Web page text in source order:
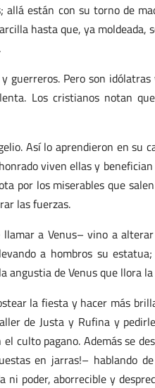
están con su torno de
hasta que, ya
guerreros. Pero son
Los cristianos notan
Así lo aprendieron en su
viven ellas y
por los miserables que
las fuerzas.
a Venus– vino a
a hombros su
angustia de Venus que llora
la fiesta y hacer más
de Justa y Rufina y
culto pagano. Además se
en jarras!– hablando
ni poder, aborrecible y